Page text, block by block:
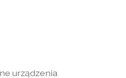
urządzenia